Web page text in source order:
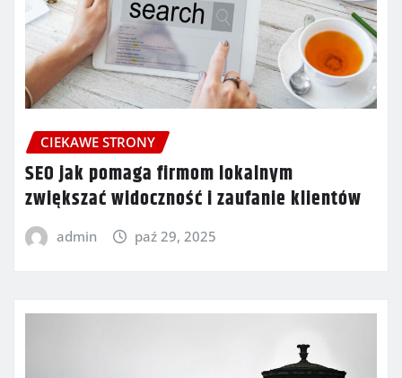
CIEKAWE STRONY
SEO jak pomaga firmom lokalnym
zwiększać widoczność i zaufanie klientów
admin paź 29, 2025